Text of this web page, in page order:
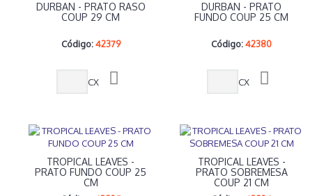
DURBAN - PRATO RASO
COUP 29 CM
Código:42379
CX
DURBAN - PRATO
FUNDO COUP 25 CM
Código: 42380
CX
TROPICAL LEAVES -
PRATO FUNDO COUP 25
CM
TROPICAL LEAVES -
PRATO SOBREMESA
COUP 21 CM